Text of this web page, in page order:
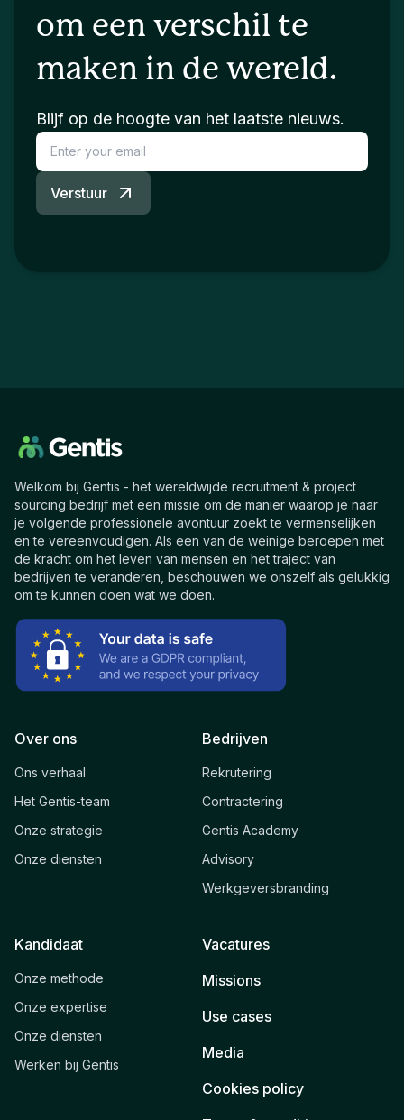
om een verschil te
maken in de wereld.
Blijf op de hoogte van het laatste nieuws.
Verstuur
Welkom bij Gentis - het wereldwijde recruitment & project
sourcing bedrijf met een missie om de manier waarop je naar
je volgende professionele avontuur zoekt te vermenselijken
en te vereenvoudigen. Als een van de weinige beroepen met
de kracht om het leven van mensen en het traject van
bedrijven te veranderen, beschouwen we onszelf als gelukkig
om te kunnen doen wat we doen.
Over ons
Ons verhaal
Het Gentis-team
Onze strategie
Onze diensten
Bedrijven
Rekrutering
Contractering
Gentis Academy
Advisory
Werkgeversbranding
Kandidaat
Onze methode
Onze expertise
Onze diensten
Werken bij Gentis
Vacatures
Missions
Use cases
Media
Cookies policy